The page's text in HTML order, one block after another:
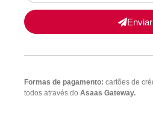
Enviar
Formas de pagamento: cartões de
todos através do Asaas Gateway.